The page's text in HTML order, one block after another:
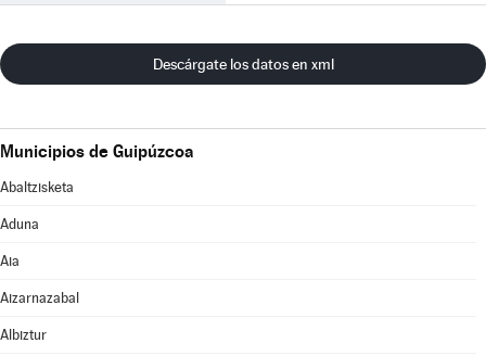
Descárgate los datos en xml
Municipios de Guipúzcoa
Abaltzisketa
Aduna
Aia
Aizarnazabal
Albiztur